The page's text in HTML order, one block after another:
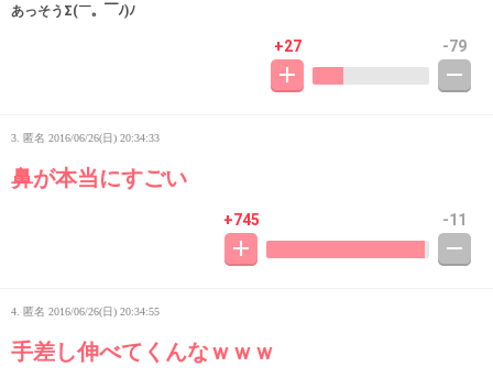
あっそうΣ(￣。￣ﾉ)ﾉ
+27 -79
3. 匿名 2016/06/26(日) 20:34:33
鼻が本当にすごい
+745 -11
4. 匿名 2016/06/26(日) 20:34:55
手差し伸べてくんなｗｗｗ